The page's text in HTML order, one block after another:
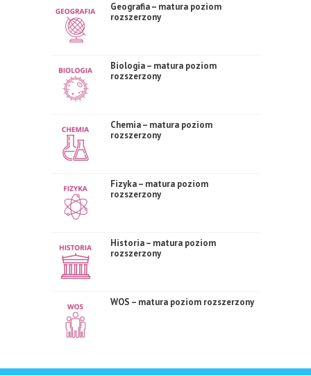
Geografia – matura poziom
rozszerzony
Biologia – matura poziom
rozszerzony
Chemia – matura poziom
rozszerzony
Fizyka – matura poziom
rozszerzony
Historia – matura poziom
rozszerzony
WOS – matura poziom rozszerzony